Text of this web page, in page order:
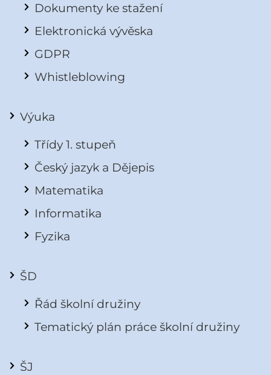
Dokumenty ke stažení
Elektronická vývěska
GDPR
Whistleblowing
Výuka
Třídy 1. stupeň
Český jazyk a Dějepis
Matematika
Informatika
Fyzika
ŠD
Řád školní družiny
Tematický plán práce školní družiny
ŠJ